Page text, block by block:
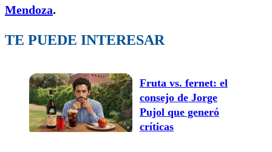
Mendoza.
TE PUEDE INTERESAR
Fruta vs. fernet: el
consejo de Jorge
Pujol que generó
críticas